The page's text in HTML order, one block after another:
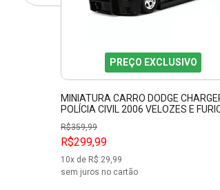
PREÇO EXCLUSIVO
MINIATURA CARRO DODGE
POLÍCIA CIVIL 2006 VELOZES E
1/24 JADA 33665
R$359,99
R$299,99
10x de R$ 29,99
sem juros no cartão